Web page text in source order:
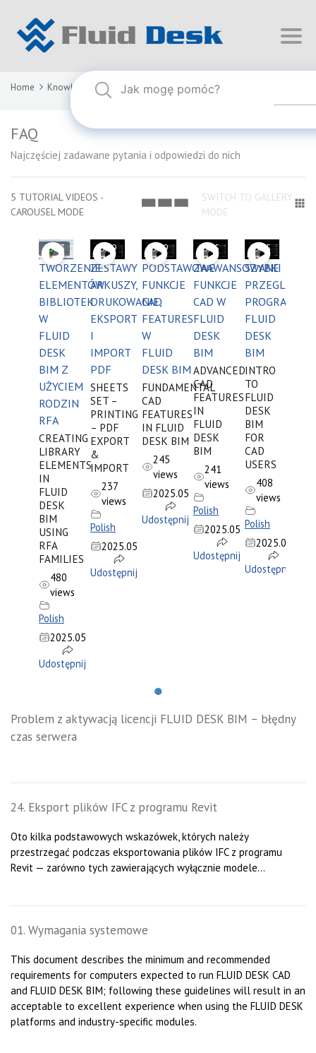
Home Knowledge Base FAQ
FAQ
Najczęściej zadawane pytania i odpowiedzi do nich
5 TUTORIAL VIDEOS -
CAROUSEL MODE
SWITCH TO GALLERY
MODE
05:13
TWORZENIE
ELEMENTÓW
BIBLIOTEK
W
FLUID
DESK
BIM Z
UŻYCIEM
RODZIN
RFA
CREATING
LIBRARY
ELEMENTS
IN
FLUID
DESK
BIM
USING
RFA
FAMILIES
480
views
Polish
2025.05
Udostępnij
03:59
ZESTAWY
ARKUSZY,
DRUKOWANIE,
EKSPORT
I
IMPORT
PDF
SHEETS
SET –
PRINTING
– PDF
EXPORT
&
IMPORT
237
views
Polish
2025.05
Udostępnij
03:59
PODSTAWOWE
FUNKCJE
CAD
FEATURES
W
FLUID
DESK BIM
FUNDAMENTAL
CAD
FEATURES
IN FLUID
DESK BIM
245
views
2025.05
Udostępnij
03:55
ZAAWANSOWANE
FUNKCJE
CAD W
FLUID
DESK
BIM
ADVANCED
CAD
FEATURES
IN
FLUID
DESK
BIM
241
views
Polish
2025.05
Udostępnij
03:55
SZYBKI
PRZEGLĄD
PROGRAMU
FLUID
DESK
BIM
INTRO
TO
FLUID
DESK
BIM
FOR
CAD
USERS
408
views
Polish
2025.03
Udostępnij
●
Problem z aktywacją licencji FLUID DESK BIM – błędny
czas serwera
24. Eksport plików IFC z programu Revit
Oto kilka podstawowych wskazówek, których należy
przestrzegać podczas eksportowania plików IFC z programu
Revit — zarówno tych zawierających wyłącznie modele...
01. Wymagania systemowe
This document describes the minimum and recommended
requirements for computers expected to run FLUID DESK CAD
and FLUID DESK BIM; following these guidelines will result in an
acceptable to excellent experience when using the FLUID DESK
platforms and industry-specific modules.